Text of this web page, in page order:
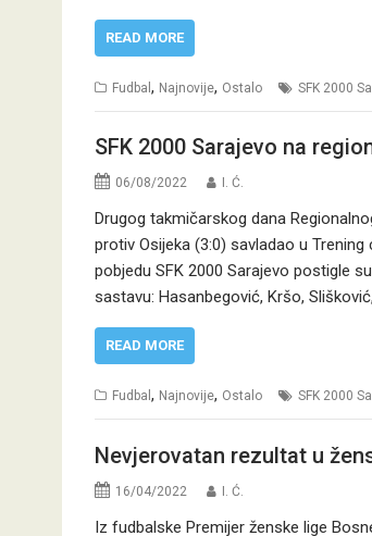
READ MORE
Fudbal , Najnovije, Ostalo SFK 2000
SFK 2000 Sarajevo na
06/08/2022 I. Ć.
Drugog takmičarskog dana
protiv Osijeka (3:0) savladao u
pobjedu SFK 2000 Sarajevo postigle
sastavu: Hasanbegović, Kršo,
READ MORE
Fudbal , Najnovije, Ostalo SFK 2000
Nevjerovatan rezultat u
16/04/2022 I. Ć.
Iz fudbalske Premijer ženske lige